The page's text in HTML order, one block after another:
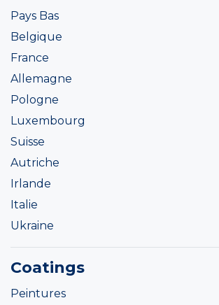
Pays Bas
Belgique
France
Allemagne
Pologne
Luxembourg
Suisse
Autriche
Irlande
Italie
Ukraine
Coatings
Peintures